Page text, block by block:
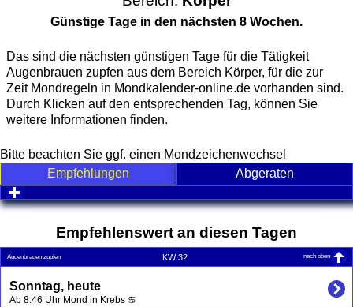
Günstige Tage in den nächsten 8 Wochen.
Das sind die nächsten günstigen Tage für die Tätigkeit
Augenbrauen zupfen aus dem Bereich Körper, für die zur
Zeit Mondregeln in Mondkalender-online.de vorhanden sind.
Durch Klicken auf den entsprechenden Tag, können Sie
weitere Informationen finden.
Bitte beachten Sie ggf. einen Mondzeichenwechsel
Empfehlungen
Abgeraten
click to expand contents
Empfehlenswert an diesen Tagen
Augenbrauen zupfen KW 32 nach oben
Sonntag, heute
Ab 8:46 Uhr Mond in Krebs ♋